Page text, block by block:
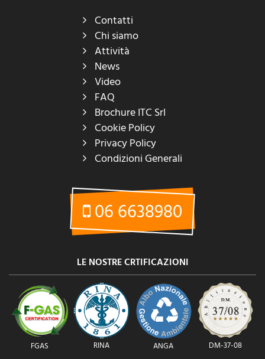
Contatti
Chi siamo
Attività
News
Video
FAQ
Brochure ITC Srl
Cookie Policy
Privacy Policy
Condizioni Generali
06 6638980
LE NOSTRE CRTIFICAZIONI
FGAS RINA ANGA DM-37-08